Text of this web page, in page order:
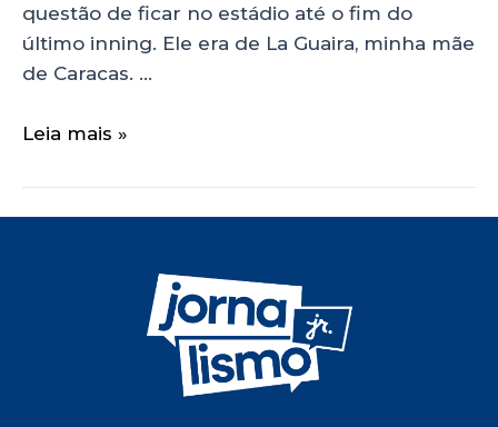
questão de ficar no estádio até o fim do
último inning. Ele era de La Guaira, minha mãe
de Caracas. …
Leia mais »